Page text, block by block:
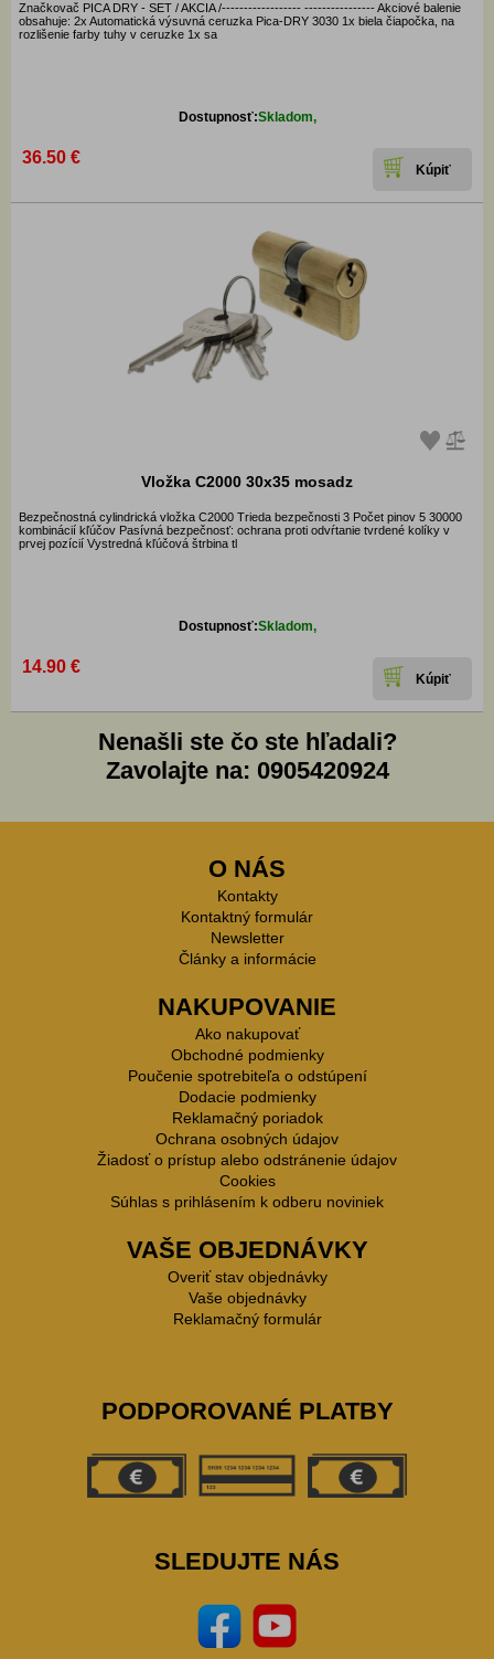
Značkovač PICA DRY - SET / AKCIA /------------------ ---------------- Akciové balenie
obsahuje: 2x Automatická výsuvná ceruzka Pica-DRY 3030 1x biela čiapočka, na
rozlišenie farby tuhy v ceruzke 1x sa
Dostupnosť:Skladom,
36.50 €
Vložka C2000 30x35 mosadz
Bezpečnostná cylindrická vložka C2000 Trieda bezpečnosti 3 Počet pinov 5 30000
kombinácií kľúčov Pasívná bezpečnosť: ochrana proti odvŕtanie tvrdené kolíky v
prvej pozícií Vystredná kľúčová štrbina tl
Dostupnosť:Skladom,
14.90 €
Nenašli ste čo ste hľadali?
Zavolajte na: 0905420924
O NÁS
Kontakty
Kontaktný formulár
Newsletter
Články a informácie
NAKUPOVANIE
Ako nakupovať
Obchodné podmienky
Poučenie spotrebiteľa o odstúpení
Dodacie podmienky
Reklamačný poriadok
Ochrana osobných údajov
Žiadosť o prístup alebo odstránenie údajov
Cookies
Súhlas s prihlásením k odberu noviniek
VAŠE OBJEDNÁVKY
Overiť stav objednávky
Vaše objednávky
Reklamačný formulár
PODPOROVANÉ PLATBY
SLEDUJTE NÁS